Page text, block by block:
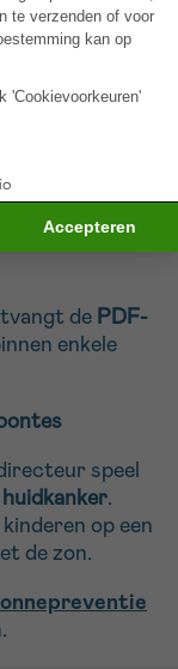
uurroosters,
van het
de PDF-
enkele
speel
.
op een
de zon.